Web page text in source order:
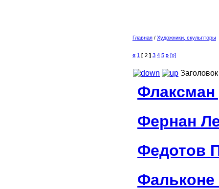
Главная / Художники, скульпторы
« 1 [ 2 ] 3 4 5 » [»]
Заголовок
Фернан
Федотов